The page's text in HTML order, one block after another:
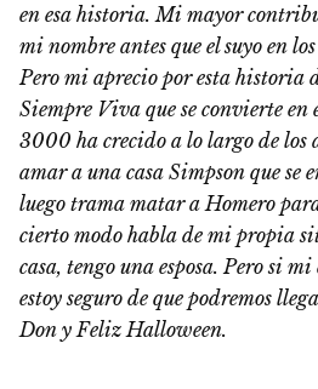
en esa historia. Mi mayor
mi nombre antes que el suyo en
Pero mi aprecio por esta historia
Siempre Viva que se convierte en
3000 ha crecido a lo largo de los
amar a una casa Simpson que se
luego trama matar a Homero
cierto modo habla de mi propia
casa, tengo una esposa. Pero si
estoy seguro de que podremos
Don y Feliz Halloween.